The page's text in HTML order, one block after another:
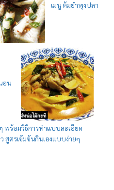
เมนู ต้มยำพุงปลา
อน
พร้อมวิธีการทำแบบละเอียด
สูตรเข้มข้นกินเองแบบง่ายๆ